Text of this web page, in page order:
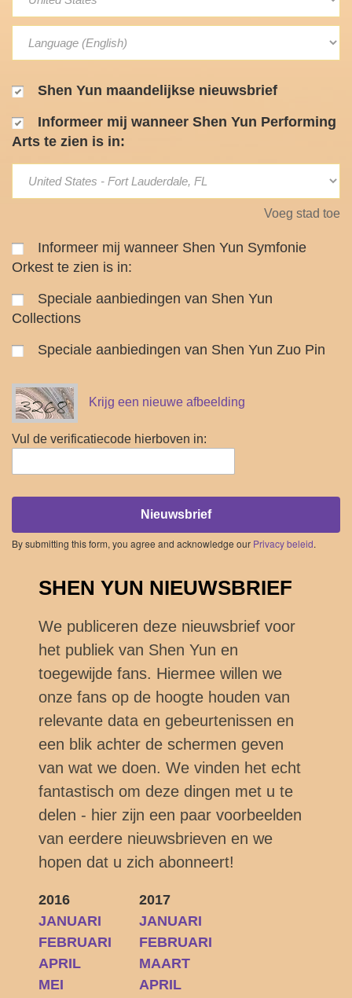
Shen Yun maandelijkse nieuwsbrief
Informeer mij wanneer Shen Yun Performing
Arts te zien is in:
Voeg stad toe
Informeer mij wanneer Shen Yun Symfonie
Orkest te zien is in:
Speciale aanbiedingen van Shen Yun
Collections
Speciale aanbiedingen van Shen Yun Zuo Pin
Krijg een nieuwe afbeelding
Vul de verificatiecode hierboven in:
Nieuwsbrief
By submitting this form, you agree and acknowledge our Privacy beleid.
SHEN YUN NIEUWSBRIEF
We publiceren deze nieuwsbrief voor
het publiek van Shen Yun en
toegewijde fans. Hiermee willen we
onze fans op de hoogte houden van
relevante data en gebeurtenissen en
een blik achter de schermen geven
van wat we doen. We vinden het echt
fantastisch om deze dingen met u te
delen - hier zijn een paar voorbeelden
van eerdere nieuwsbrieven en we
hopen dat u zich abonneert!
2016
JANUARI
FEBRUARI
APRIL
MEI
2017
JANUARI
FEBRUARI
MAART
APRIL